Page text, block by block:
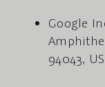
Google
94043,